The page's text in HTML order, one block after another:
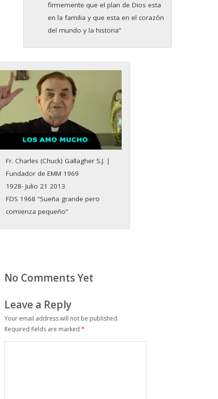
firmemente que el plan de Dios esta
en la familia y que esta en el corazón
del mundo y la historia”
Fr. Charles (Chuck) Gallagher S.J. |
Fundador de EMM 1969
1928- Julio 21 2013
FDS 1968 “Sueña grande pero
comienza pequeño”
No Comments Yet
Leave a Reply
Your email address will not be published.
Required fields are marked *